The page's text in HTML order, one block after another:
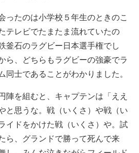
ったのは小学校５年生のときのこ
テレビでたまたま流れていたの
釜石のラグビー日本選手権でし
ら、どちらもラグビーの強豪でラ
同士であることがわかりました。
陣を組むと、キャプテンは「ええ
と思うな。戦（いくさ）や戦（い
イドをかけた戦（いくさ）や。試
ら、グランドで勝って死んで来